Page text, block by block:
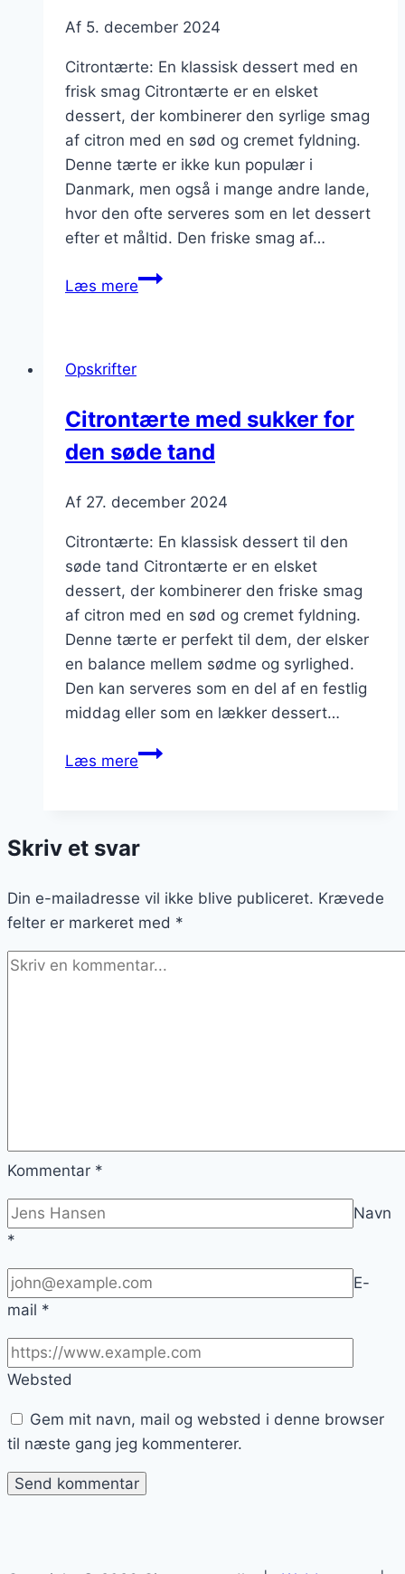
Af 5. december 2024
Citrontærte: En klassisk dessert med en
frisk smag Citrontærte er en elsket
dessert, der kombinerer den syrlige smag
af citron med en sød og cremet fyldning.
Denne tærte er ikke kun populær i
Danmark, men også i mange andre lande,
hvor den ofte serveres som en let dessert
efter et måltid. Den friske smag af…
Læs mereCitrontærte
Opskrifter
Citrontærte med sukker for
den søde tand
Af 27. december 2024
Citrontærte: En klassisk dessert til den
søde tand Citrontærte er en elsket
dessert, der kombinerer den friske smag
af citron med en sød og cremet fyldning.
Denne tærte er perfekt til dem, der elsker
en balance mellem sødme og syrlighed.
Den kan serveres som en del af en festlig
middag eller som en lækker dessert…
Læs mereCitrontærte
den
tand
Skriv et svar
Din e-mailadresse vil ikke blive publiceret. Krævede
felter er markeret med *
Kommentar *
Navn
*
E-
mail *
Websted
Gem mit navn, mail og websted i denne browser
til næste gang jeg kommenterer.